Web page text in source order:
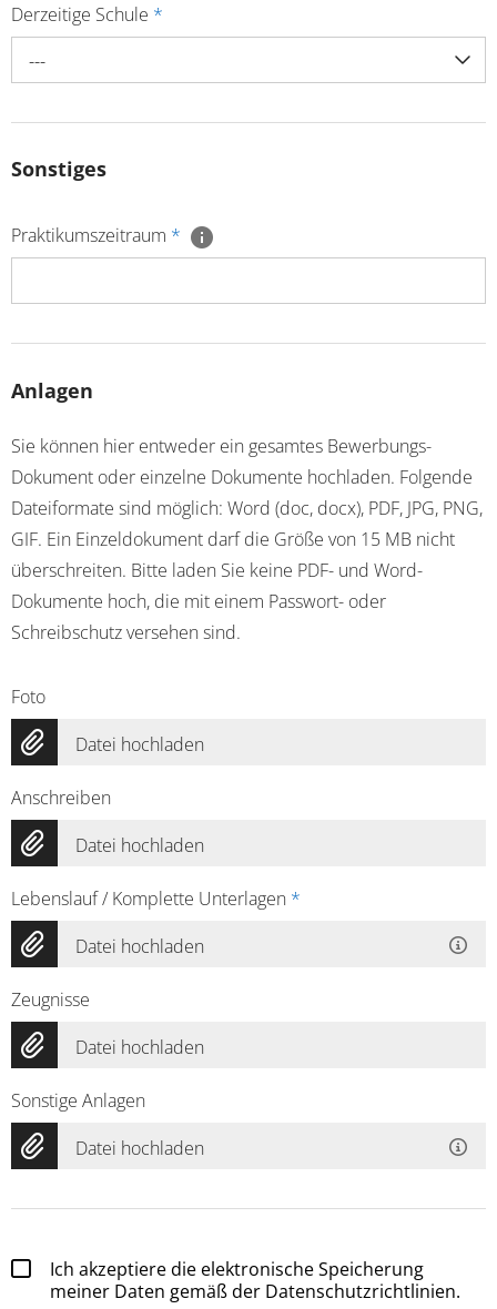
Derzeitige Schule *
---
Sonstiges
Praktikumszeitraum *
Anlagen
Sie können hier entweder ein gesamtes Bewerbungs-
Dokument oder einzelne Dokumente hochladen. Folgende
Dateiformate sind möglich: Word (doc, docx), PDF, JPG, PNG,
GIF. Ein Einzeldokument darf die Größe von 15 MB nicht
überschreiten. Bitte laden Sie keine PDF- und Word-
Dokumente hoch, die mit einem Passwort- oder
Schreibschutz versehen sind.
Foto
Datei hochladen
Anschreiben
Datei hochladen
Lebenslauf / Komplette Unterlagen *
Datei hochladen
Zeugnisse
Datei hochladen
Sonstige Anlagen
Datei hochladen
Ich akzeptiere die elektronische Speicherung
meiner Daten gemäß der Datenschutzrichtlinien.